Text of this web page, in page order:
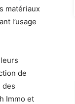
matériaux
l’usage
de
des
Immo et